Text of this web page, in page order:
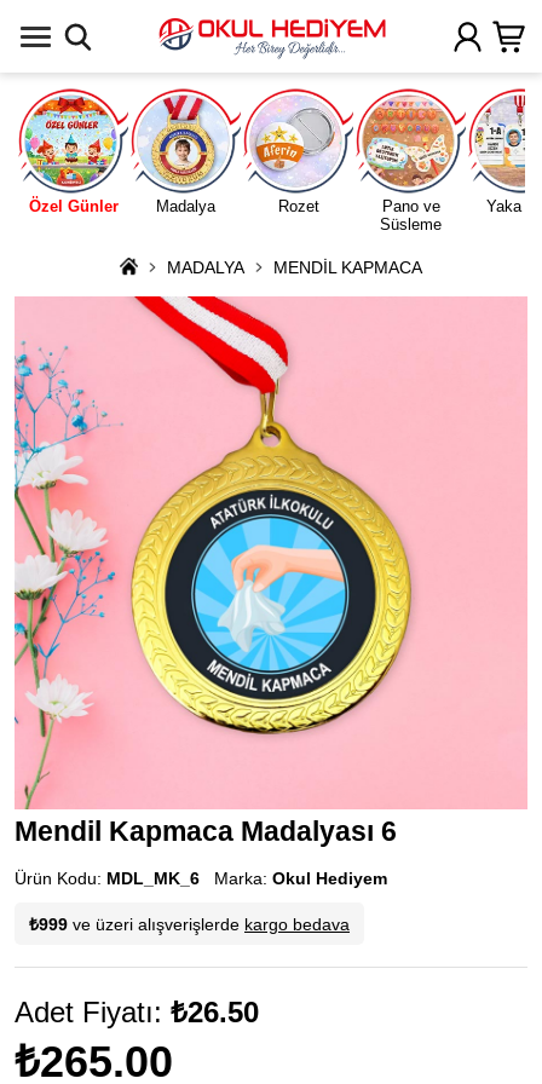
Özel Günler Madalya Rozet
Pano ve
Süsleme
Yaka
MADALYA MENDİL KAPMACA
Mendil Kapmaca Madalyası 6
Ürün Kodu: MDL_MK_6 Marka: Okul Hediyem
₺999 ve üzeri alışverişlerde kargo bedava
Adet Fiyatı: ₺26.50
₺265.00
Uygulamada Aç